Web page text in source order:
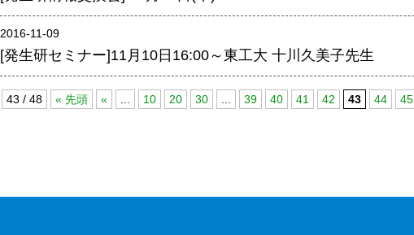
2016-11-09
[発生研セミナー]11月10日16:00～東工大 十川久美子先生
43 / 48 « 先頭 « 10 20 30 39 40 41 42 43 44 45